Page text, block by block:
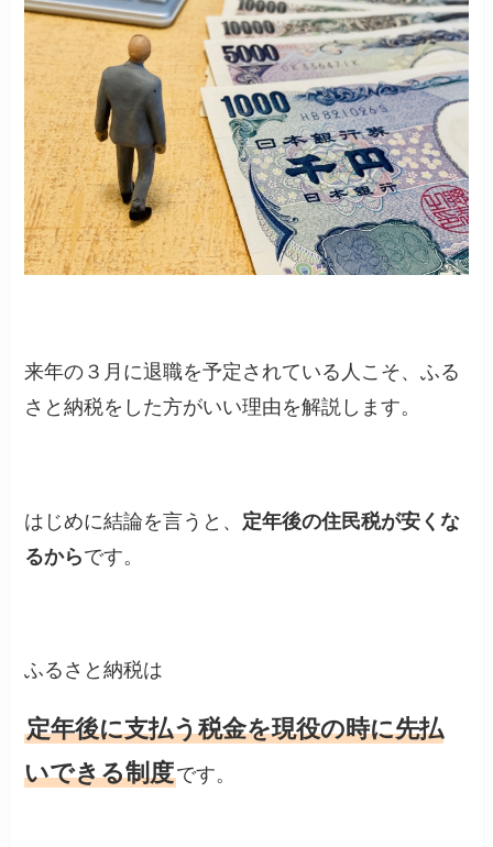
来年の３月に退職を予定されている人こそ、ふる
さと納税をした方がいい理由を解説します。
はじめに結論を言うと、 定年後の住民税が安くな
るからです。
ふるさと納税は
定年後に支払う税金を現役の時に先払
いできる制度です。